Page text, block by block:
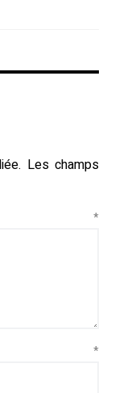
Les champs
*
*